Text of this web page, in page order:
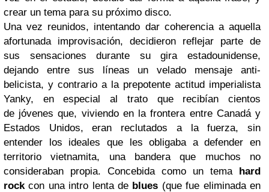
crear un tema para su próximo disco.
Una vez reunidos, intentando dar coherencia a aquella
afortunada improvisación, decidieron reflejar parte de
sus sensaciones durante su gira estadounidense,
dejando entre sus líneas un velado mensaje anti-
belicista, y contrario a la prepotente actitud imperialista
Yanky, en especial al trato que recibían cientos
de jóvenes que, viviendo en la frontera entre Canadá y
Estados Unidos, eran reclutados a la fuerza, sin
entender los ideales que les obligaba a defender en
territorio vietnamita, una bandera que muchos no
consideraban propia. Concebida como un temahard
rockcon una intro lenta de blues (que fue eliminada en